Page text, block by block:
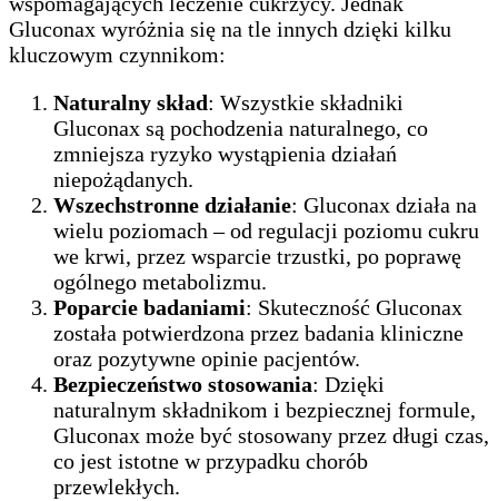
Gluconax wyróżnia się na tle innych dzięki kilku
kluczowym czynnikom:
Naturalny skład: Wszystkie składniki
Gluconax są pochodzenia naturalnego, co
zmniejsza ryzyko wystąpienia działań
niepożądanych.
Wszechstronne działanie: Gluconax działa na
wielu poziomach – od regulacji poziomu cukru
we krwi, przez wsparcie trzustki, po poprawę
ogólnego metabolizmu.
Poparcie badaniami: Skuteczność Gluconax
została potwierdzona przez badania kliniczne
oraz pozytywne opinie pacjentów.
Bezpieczeństwo stosowania: Dzięki
naturalnym składnikom i bezpiecznej formule,
Gluconax może być stosowany przez długi czas,
co jest istotne w przypadku chorób
przewlekłych.